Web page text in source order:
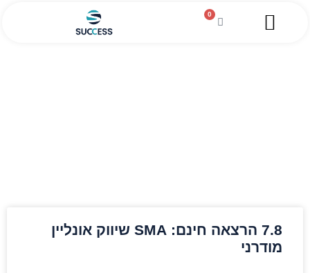
0
7.8 הרצאה חינם: SMA שיווק אונליין
מודרני